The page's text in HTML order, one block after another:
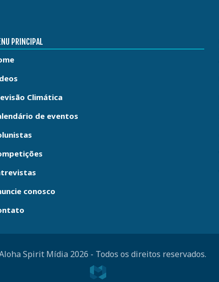
PRINCIPAL
Climática
de eventos
conosco
Spirit Mídia 2026 - Todos os direitos reservados.